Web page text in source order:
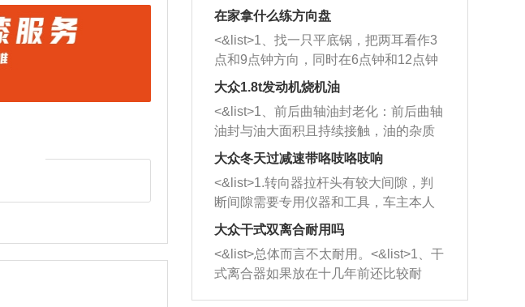
者是细棍，直接将杂物给取出来，如果
堵塞情况比较严重，也可以采取应急措
施。 <&list>2、直接利用木棍将所有的
杂物推到排气管里面的位置处，然后将
三元催化器拆解开，就可以将堵塞的东
西取出来。但如果是因为积碳过多引起
的堵塞，就需要将三元催化器泡在草酸
洗剂对堵塞的情况得到解决，将清洗剂
放在燃油箱中，与燃油混合后，车辆启
动时，就可以和汽油一起进入到燃烧
室，最后形成废气排出，就可以让三元
催化器得到清洗，排气管堵塞的情况就
能够得到解决。
在家拿什么练方向盘
<&list>1、找一只平底锅，把两耳看作3
点和9点钟方向，同时在6点钟和12点钟
方向做一个标记。 <&list>2、双手握住
一圈半的练习，往右同样也要打相同的
圈数。 <&list>3、最后强调要反复练
习，这样就可以形成肌肉记忆，在真实
驾驶车辆时，不需要记忆也能打好方
向。
大众1.8t发动机烧机油
<&list>1、前后曲轴油封老化：前后曲轴
油封与油大面积且持续接触，油的杂质
和发动机内持续温度变化使其密封效果
逐渐减弱，导致渗油或漏油。<&list>2、
活塞间隙过大：积碳会使活塞环与缸体
的间隙扩大，导致机油流入燃烧室中，
造成烧机油。<&list>3、机油粘度。使用
机油粘度过小的话，同样会有烧机油现
象，机油粘度过小具有很好的流动性，
大众冬天过减速带咯吱咯吱响
<&list>1.转向器拉杆头有较大间隙，判
断间隙需要专用仪器和工具，车主本人
无法制作，需要将车辆送到修理厂或4s
店；<&list>2.车辆半轴套管防尘罩破
裂，破裂后会出现漏油现象，使半轴磨
损严重，磨损的半轴容易损坏，产生异
响；<&list>3.稳定器的转向胶套和球头
大众干式双离合耐用吗
<&list>总体而言不太耐用。<&list>1、干
式离合器如果放在十几年前还比较耐